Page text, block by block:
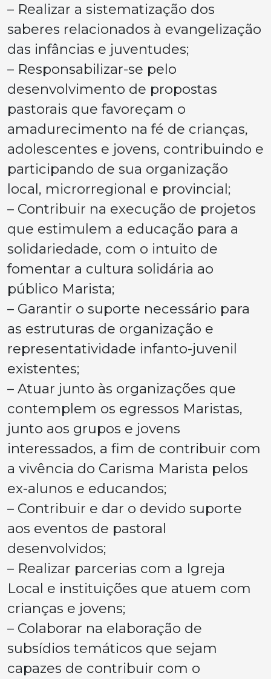
– Realizar a sistematização dos
saberes relacionados à evangelização
das infâncias e juventudes;
– Responsabilizar-se pelo
desenvolvimento de propostas
pastorais que favoreçam o
amadurecimento na fé de crianças,
adolescentes e jovens, contribuindo e
participando de sua organização
local, microrregional e provincial;
– Contribuir na execução de projetos
que estimulem a educação para a
solidariedade, com o intuito de
fomentar a cultura solidária ao
público Marista;
– Garantir o suporte necessário para
as estruturas de organização e
representatividade infanto-juvenil
existentes;
– Atuar junto às organizações que
contemplem os egressos Maristas,
junto aos grupos e jovens
interessados, a fim de contribuir com
a vivência do Carisma Marista pelos
ex-alunos e educandos;
– Contribuir e dar o devido suporte
aos eventos de pastoral
desenvolvidos;
– Realizar parcerias com a Igreja
Local e instituições que atuem com
crianças e jovens;
– Colaborar na elaboração de
subsídios temáticos que sejam
capazes de contribuir com o